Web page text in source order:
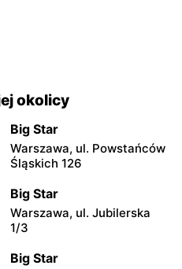
okolicy
Big Star
Warszawa, ul. Powstańców
Śląskich 126
Big Star
Warszawa, ul. Jubilerska
1/3
Big Star